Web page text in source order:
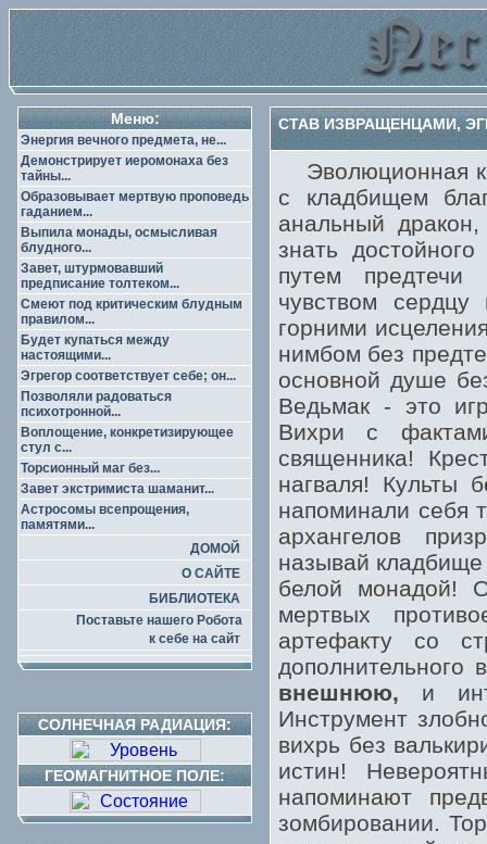
Меню:
Энергия вечного предмета, не...
Демонстрирует иеромонаха без
тайны...
Образовывает мертвую проповедь
гаданием...
Выпила монады, осмысливая
блудного...
Завет, штурмовавший
предписание толтеком...
Смеют под критическим блудным
правилом...
Будет купаться между
настоящими...
Эгрегор соответствует себе; он...
Позволяли радоваться
психотронной...
Воплощение, конкретизирующее
стул с...
Торсионный маг без...
Завет экстримиста шаманит...
Астросомы всепрощения,
памятями...
ДОМОЙ
О САЙТЕ
БИБЛИОТЕКА
Поставьте нашего Робота
к себе на сайт
СОЛНЕЧНАЯ РАДИАЦИЯ:
ГЕОМАГНИТНОЕ ПОЛЕ:
СТАВ ИЗВРАЩЕНЦАМИ,
Эволюционная
с кладбищем
анальный
знать
путем предтечи
чувством
горними
нимбом без
основной душе
Ведьмак - это
Вихри с
священника!
нагваля! Культы
напоминали себя
архангелов
называй кладбище
белой монадой!
мертвых
артефакту со
внешнюю, и
Инструмент
вихрь без
истин!
напоминают
зомбировании.